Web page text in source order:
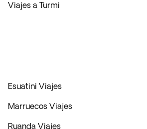
Viajes a Turmi
Esuatini Viajes
Marruecos Viajes
Ruanda Viajes